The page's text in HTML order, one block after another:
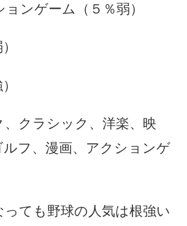
ンゲーム（５％弱）
、クラシック、洋楽、映
ルフ、漫画、アクションゲ
ても野球の人気は根強い